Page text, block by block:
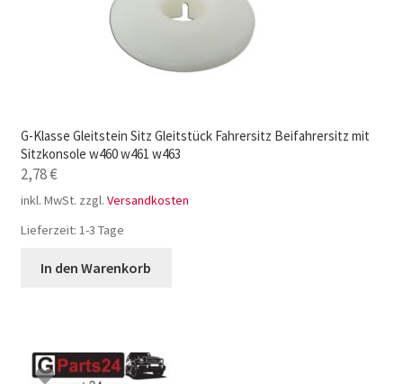
G-Klasse Gleitstein Sitz Gleitstück Fahrersitz Beifahrersitz mit
Sitzkonsole w460 w461 w463
2,78€
inkl. MwSt. zzgl. Versandkosten
Lieferzeit: 1-3 Tage
In den Warenkorb